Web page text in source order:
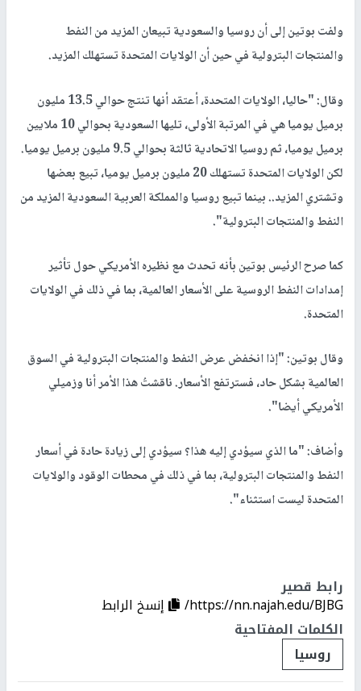
ولفت بوتين إلى أن روسيا والسعودية تبيعان المزيد من النفط
والمنتجات البترولية في حين أن الولايات المتحدة تستهلك المزيد.
وقال: "حاليا، الولايات المتحدة، أعتقد أنها تنتج حوالي 13.5 مليون
برميل يوميا هي في المرتبة الأولى، تليها السعودية بحوالي 10 ملايين
برميل يوميا، ثم روسيا الاتحادية ثالثة بحوالي 9.5 مليون برميل يوميا.
لكن الولايات المتحدة تستهلك 20 مليون برميل يوميا، تبيع بعضها
وتشتري المزيد.. بينما تبيع روسيا والمملكة العربية السعودية المزيد من
النفط والمنتجات البترولية".
كما صرح الرئيس بوتين بأنه تحدث مع نظيره الأمريكي حول تأثير
إمدادات النفط الروسية على الأسعار العالمية، بما في ذلك في الولايات
المتحدة.
وقال بوتين: "إذا انخفض عرض النفط والمنتجات البترولية في السوق
العالمية بشكل حاد، فسترتفع الأسعار. ناقشتُ هذا الأمر أنا وزميلي
الأمريكي أيضا".
وأضاف: "ما الذي سيؤدي إليه هذا؟ سيؤدي إلى زيادة حادة في أسعار
النفط والمنتجات البترولية، بما في ذلك في محطات الوقود والولايات
المتحدة ليست استثناء".
رابط قصير
https://nn.najah.edu/BJBG/
إنسخ الرابط
الكلمات المفتاحية
روسيا